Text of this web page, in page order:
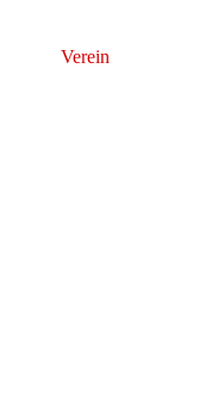
Verein